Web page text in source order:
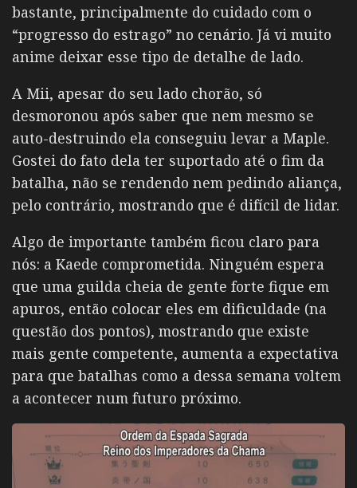
bastante, principalmente do cuidado com o
“progresso do estrago” no cenário. Já vi muito
anime deixar esse tipo de detalhe de lado.
A Mii, apesar do seu lado chorão, só
desmoronou após saber que nem mesmo se
auto-destruindo ela conseguiu levar a Maple.
Gostei do fato dela ter suportado até o fim da
batalha, não se rendendo nem pedindo aliança,
pelo contrário, mostrando que é difícil de lidar.
Algo de importante também ficou claro para
nós: a Kaede comprometida. Ninguém espera
que uma guilda cheia de gente forte fique em
apuros, então colocar eles em dificuldade (na
questão dos pontos), mostrando que existe
mais gente competente, aumenta a expectativa
para que batalhas como a dessa semana voltem
a acontecer num futuro próximo.